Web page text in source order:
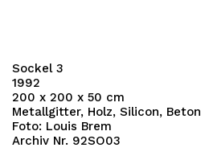
Sockel 3
1992
200 x 200 x 50 cm
Metallgitter, Holz, Silicon, Beton
Foto: Louis Brem
Archiv Nr. 92SO03